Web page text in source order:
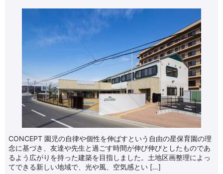
CONCEPT 園児の自律や個性を伸ばすという自由の星保育園の理
念に基づき、友達や先生と過ごす時間が伸び伸びとしたものであ
るよう広がりを持った建築を目指しました。土地区画整理によっ
てできる新しい地域で、光や風、空気感とい […]